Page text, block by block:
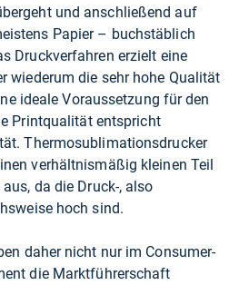
und anschließend auf
Papier – buchstäblich
Druckverfahren erzielt eine
wiederum die sehr hohe Qualität
ideale Voraussetzung für den
Printqualität entspricht
Thermosublimationsdrucker
verhältnismäßig kleinen Teil
da die Druck-, also
hoch sind.
daher nicht nur im Consumer-
die Marktführerschaft